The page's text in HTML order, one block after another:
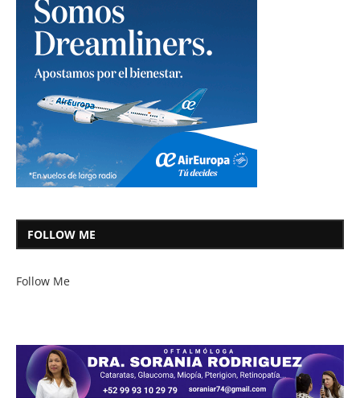
FOLLOW ME
Follow Me